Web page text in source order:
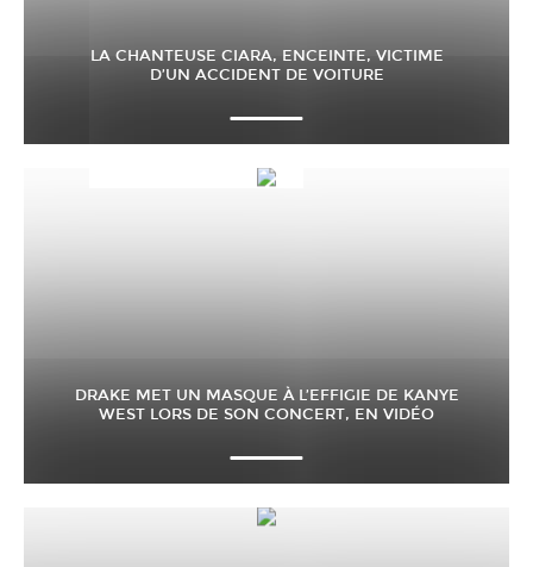
LA CHANTEUSE CIARA, ENCEINTE, VICTIME
D’UN ACCIDENT DE VOITURE
DRAKE MET UN MASQUE À L’EFFIGIE DE KANYE
WEST LORS DE SON CONCERT, EN VIDÉO